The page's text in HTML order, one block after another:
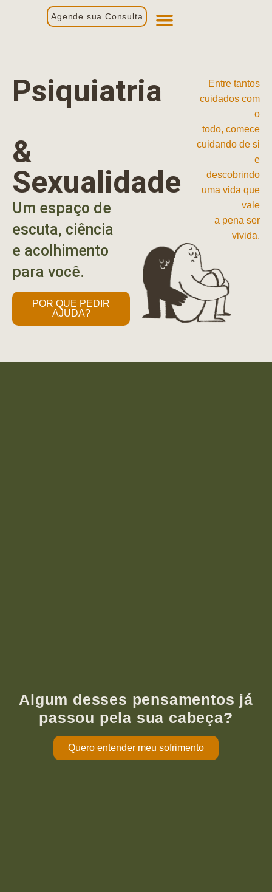
Agende sua Consulta
Psiquiatria
&
Sexualidade
Um espaço de
escuta, ciência
e acolhimento
para você.
POR QUE PEDIR
AJUDA?
Entre tantos
cuidados com
o
todo, comece
cuidando de si
e
descobrindo
uma vida que
vale
a pena ser
vivida.
Algum desses pensamentos já
passou pela sua cabeça?
Quero entender meu sofrimento